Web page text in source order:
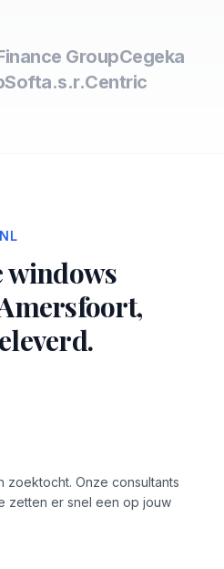
GroupCegeka
a.s.r.Centric
windows
zoektocht. Onze consultants
zetten er snel een op jouw